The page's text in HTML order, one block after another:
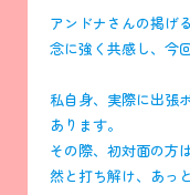
アンドナさんの掲げ
念に強く共感し、今
私自身、実際に出張
あります。
その際、初対面の方
然と打ち解け、あっ